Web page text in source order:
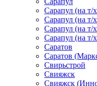
Сарапул (на
Сарапул (на
Сарапул (на
Сарапул (на
Саратов
Саратов
Свирьстрой
Свияжск
Свияжск